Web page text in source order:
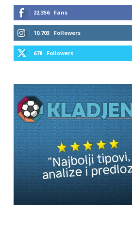
22,356 Fans
10,703 Followers
678 Followers